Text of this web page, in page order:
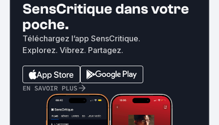
SensCritique dans votre
poche.
Téléchargez l’app SensCritique.
Explorez. Vibrez. Partagez.
EN SAVOIR PLUS